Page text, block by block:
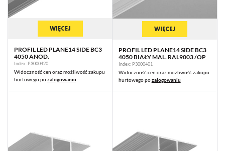
WIĘCEJ
PROFIL LED PLANE14 SIDE BC3
4050 ANOD.
Index: P3000420
Widoczność cen oraz możliwość zakupu
hurtowego pozalogowaniu
WIĘCEJ
PROFIL LED PLANE14 SIDE BC3
4050 BIAŁY MAL. RAL9003 /OP
Index: P3000401
Widoczność cen oraz możliwość zakupu
hurtowego pozalogowaniu